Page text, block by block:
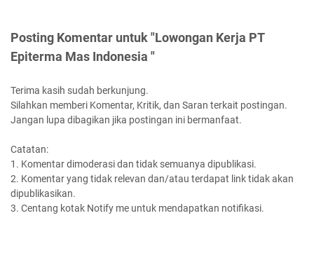
Posting Komentar untuk "Lowongan Kerja PT
Epiterma Mas Indonesia "
Terima kasih sudah berkunjung.
Silahkan memberi Komentar, Kritik, dan Saran terkait postingan.
Jangan lupa dibagikan jika postingan ini bermanfaat.
Catatan:
1. Komentar dimoderasi dan tidak semuanya dipublikasi.
2. Komentar yang tidak relevan dan/atau terdapat link tidak akan
dipublikasikan.
3. Centang kotak Notify me untuk mendapatkan notifikasi.